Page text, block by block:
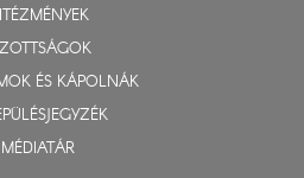
ÉS KÁPOLNÁK
MÉDIATÁR